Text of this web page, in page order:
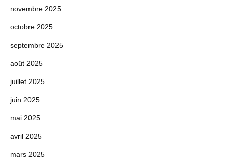
novembre 2025
octobre 2025
septembre 2025
août 2025
juillet 2025
juin 2025
mai 2025
avril 2025
mars 2025